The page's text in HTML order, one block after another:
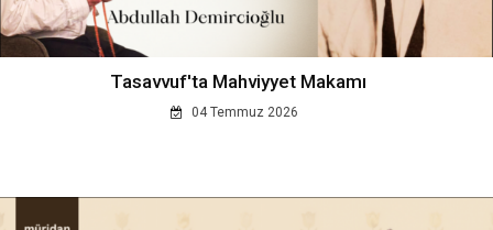
Tasavvuf'ta Mahviyyet Makamı
04 Temmuz 2026